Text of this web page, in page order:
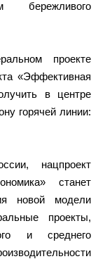
бережливого
проекте
«Эффективная
в центре
горячей линии:
нацпроект
станет
новой модели
проекты,
и среднего